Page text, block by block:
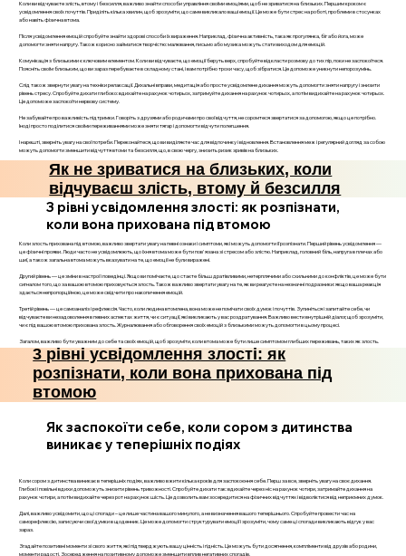
Коли ви відчуваєте злість, втому і безсилля, важливо знайти способи управління своїми емоціями, щоб не зриватися на близьких. Першим кроком є
усвідомлення своїх почуттів. Приділіть кілька хвилин, щоб зрозуміти, що саме викликало ваші емоції. Це може бути стрес на роботі, проблеми в стосунках
або навіть фізична втома.
Після усвідомлення емоцій спробуйте знайти здорові способи їх вираження. Наприклад, фізична активність, така як прогулянка, біг або йога, може
допомогти зняти напругу. Також корисно займатися творчістю: малювання, письмо або музика можуть стати виходом для емоцій.
Комунікація з близькими є ключовим елементом. Коли ви відчуваєте, що емоції беруть верх, спробуйте відкласти розмову до тих пір, поки не заспокоїтеся.
Поясніть своїм близьким, що ви зараз перебуваєте в складному стані, і вам потрібно трохи часу, щоб зібратися. Це допоможе уникнути непорозумінь.
Слід також звернути увагу на техніки релаксації. Дихальні вправи, медитація або просте усвідомлене дихання можуть допомогти зняти напругу і знизити
рівень стресу. Спробуйте дихати глибоко: вдихайте на рахунок чотирьох, затримуйте дихання на рахунок чотирьох, а потім видихайте на рахунок чотирьох.
Це допоможе заспокоїти нервову систему.
Не забувайте про важливість підтримки. Говоріть з друзями або родичами про свої відчуття, не соромтеся звертатися за допомогою, якщо це потрібно.
Іноді просто поділитися своїми переживаннями може зняти тягар і допомогти відчути полегшення.
І нарешті, зверніть увагу на свої потреби. Переконайтеся, що ви виділяєте час для відпочинку і відновлення. Встановлення меж і регулярний догляд за собою
можуть допомогти зменшити відчуття втоми та безсилля, що, в свою чергу, знизить ризик зривів на близьких.
Як не зриватися на близьких, коли
відчуваєш злість, втому й безсилля
3 рівні усвідомлення злості: як розпізнати,
коли вона прихована під втомою
Коли злость прихована під втомою, важливо звертати увагу на певні ознаки і симптоми, які можуть допомогти її розпізнати. Перший рівень усвідомлення —
це фізичні прояви. Люди часто не усвідомлюють, що їхня втома може бути пов'язана зі стресом або злістю. Наприклад, головний біль, напруга в плечах або
шиї, а також загальна втома можуть вказувати на те, що емоції не були виражені.
Другий рівень — це зміни в настрої і поведінці. Якщо ви помічаєте, що стаєте більш дратівливими, нетерплячими або схильними до конфліктів, це може бути
сигналом того, що за вашою втомою приховується злость. Також важливо звертати увагу на те, як ви реагуєте на незначні подразники: якщо ваша реакція
здається непропорційною, це може свідчити про накопичення емоцій.
Третій рівень — це самоаналіз і рефлексія. Часто, коли людина втомлена, вона може не помічати своїх думок і почуттів. Зупиніться і запитайте себе, чи
відчуваєте ви незадоволення в певних аспектах життя, чи є ситуації, які викликають у вас роздратування. Важливо вести внутрішній діалог, щоб зрозуміти,
чи є під вашою втомою прихована злость. Журналювання або обговорення своїх емоцій з близькими можуть допомогти в цьому процесі.
Загалом, важливо бути уважним до себе та своїх емоцій, щоб зрозуміти, коли втома може бути лише симптомом глибших переживань, таких як злость.
3 рівні усвідомлення злості: як
розпізнати, коли вона прихована під
втомою
Як заспокоїти себе, коли сором з дитинства
виникає у теперішніх подіях
Коли сором з дитинства виникає в теперішніх подіях, важливо вжити кілька кроків для заспокоєння себе. Перш за все, зверніть увагу на своє дихання.
Глибокі і повільні вдихи допоможуть знизити рівень тривожності. Спробуйте дихати так: вдихайте через ніс на рахунок чотири, затримайте дихання на
рахунок чотири, а потім видихайте через рот на рахунок шість. Це дозволить вам зосередитися на фізичних відчуттях і відволіктися від неприємних думок.
Далі, важливо усвідомити, що ці спогади – це лише частина вашого минулого, а не визначення вашого теперішнього. Спробуйте провести час на
саморефлексію, записуючи свої думки в щоденник. Це може допомогти структурувати емоції і зрозуміти, чому саме ці спогади викликають відгук у вас
зараз.
Згадайте позитивні моменти зі свого життя, які підтверджують вашу цінність і гідність. Це можуть бути досягнення, компліменти від друзів або родини,
моменти радості. Зосередження на позитивному допоможе зменшити вплив негативних спогадів.